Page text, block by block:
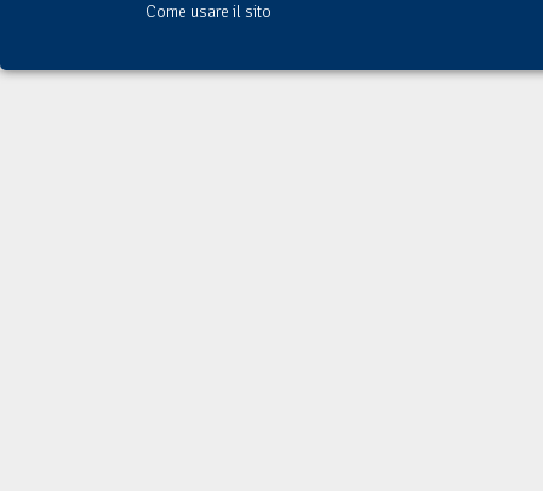
Come usare il sito